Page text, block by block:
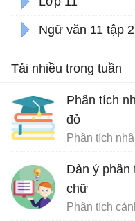
Ngữ văn 11 tập 2
Tải nhiều trong tuần
Phân tích
đỏ
Dàn ý phân
chữ